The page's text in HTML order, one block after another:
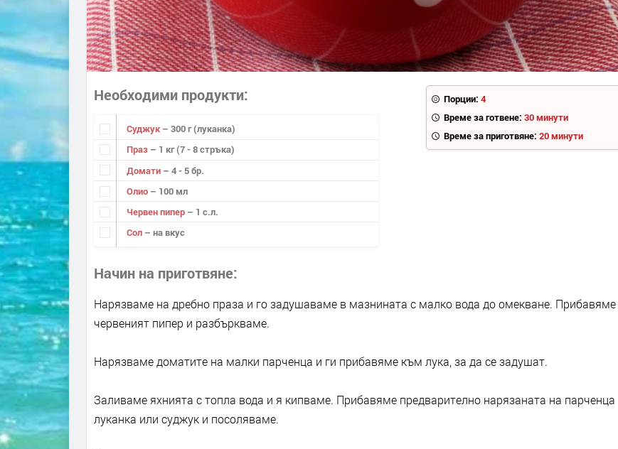
Порции: 4
Време за готвене: 30 минути
Време за приготвяне: 20 минути
Необходими продукти
Суджук – 300 г (луканка)
Праз – 1 кг (7 - 8 стръка)
Домати – 4 - 5 бр.
Олио – 100 мл
Червен пипер – 1 с.л.
Сол – на вкус
Начин на приготвяне
Нарязваме на дребно праза и го задушаваме в мазнината с малко вода до омекване. Прибавяме
червеният пипер и разбъркваме.
Нарязваме доматите на малки парченца и ги прибавяме към лука, за да се задушат.
Заливаме яхнията с топла вода и я кипваме. Прибавяме предварително нарязаната на парченца
луканка или суджук и посоляваме.